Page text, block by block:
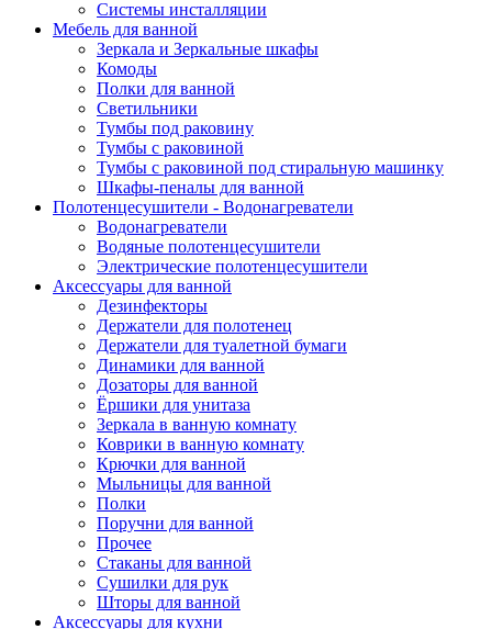
Системы инсталляции
Мебель для ванной
Зеркала и Зеркальные шкафы
Комоды
Полки для ванной
Светильники
Тумбы под раковину
Тумбы с раковиной
Тумбы с раковиной под стиральную машинку
Шкафы-пеналы для ванной
Полотенцесушители - Водонагреватели
Водонагреватели
Водяные полотенцесушители
Электрические полотенцесушители
Аксессуары для ванной
Дезинфекторы
Держатели для полотенец
Держатели для туалетной бумаги
Динамики для ванной
Дозаторы для ванной
Ёршики для унитаза
Зеркала в ванную комнату
Коврики в ванную комнату
Крючки для ванной
Мыльницы для ванной
Полки
Поручни для ванной
Прочее
Стаканы для ванной
Сушилки для рук
Шторы для ванной
Аксессуары для кухни